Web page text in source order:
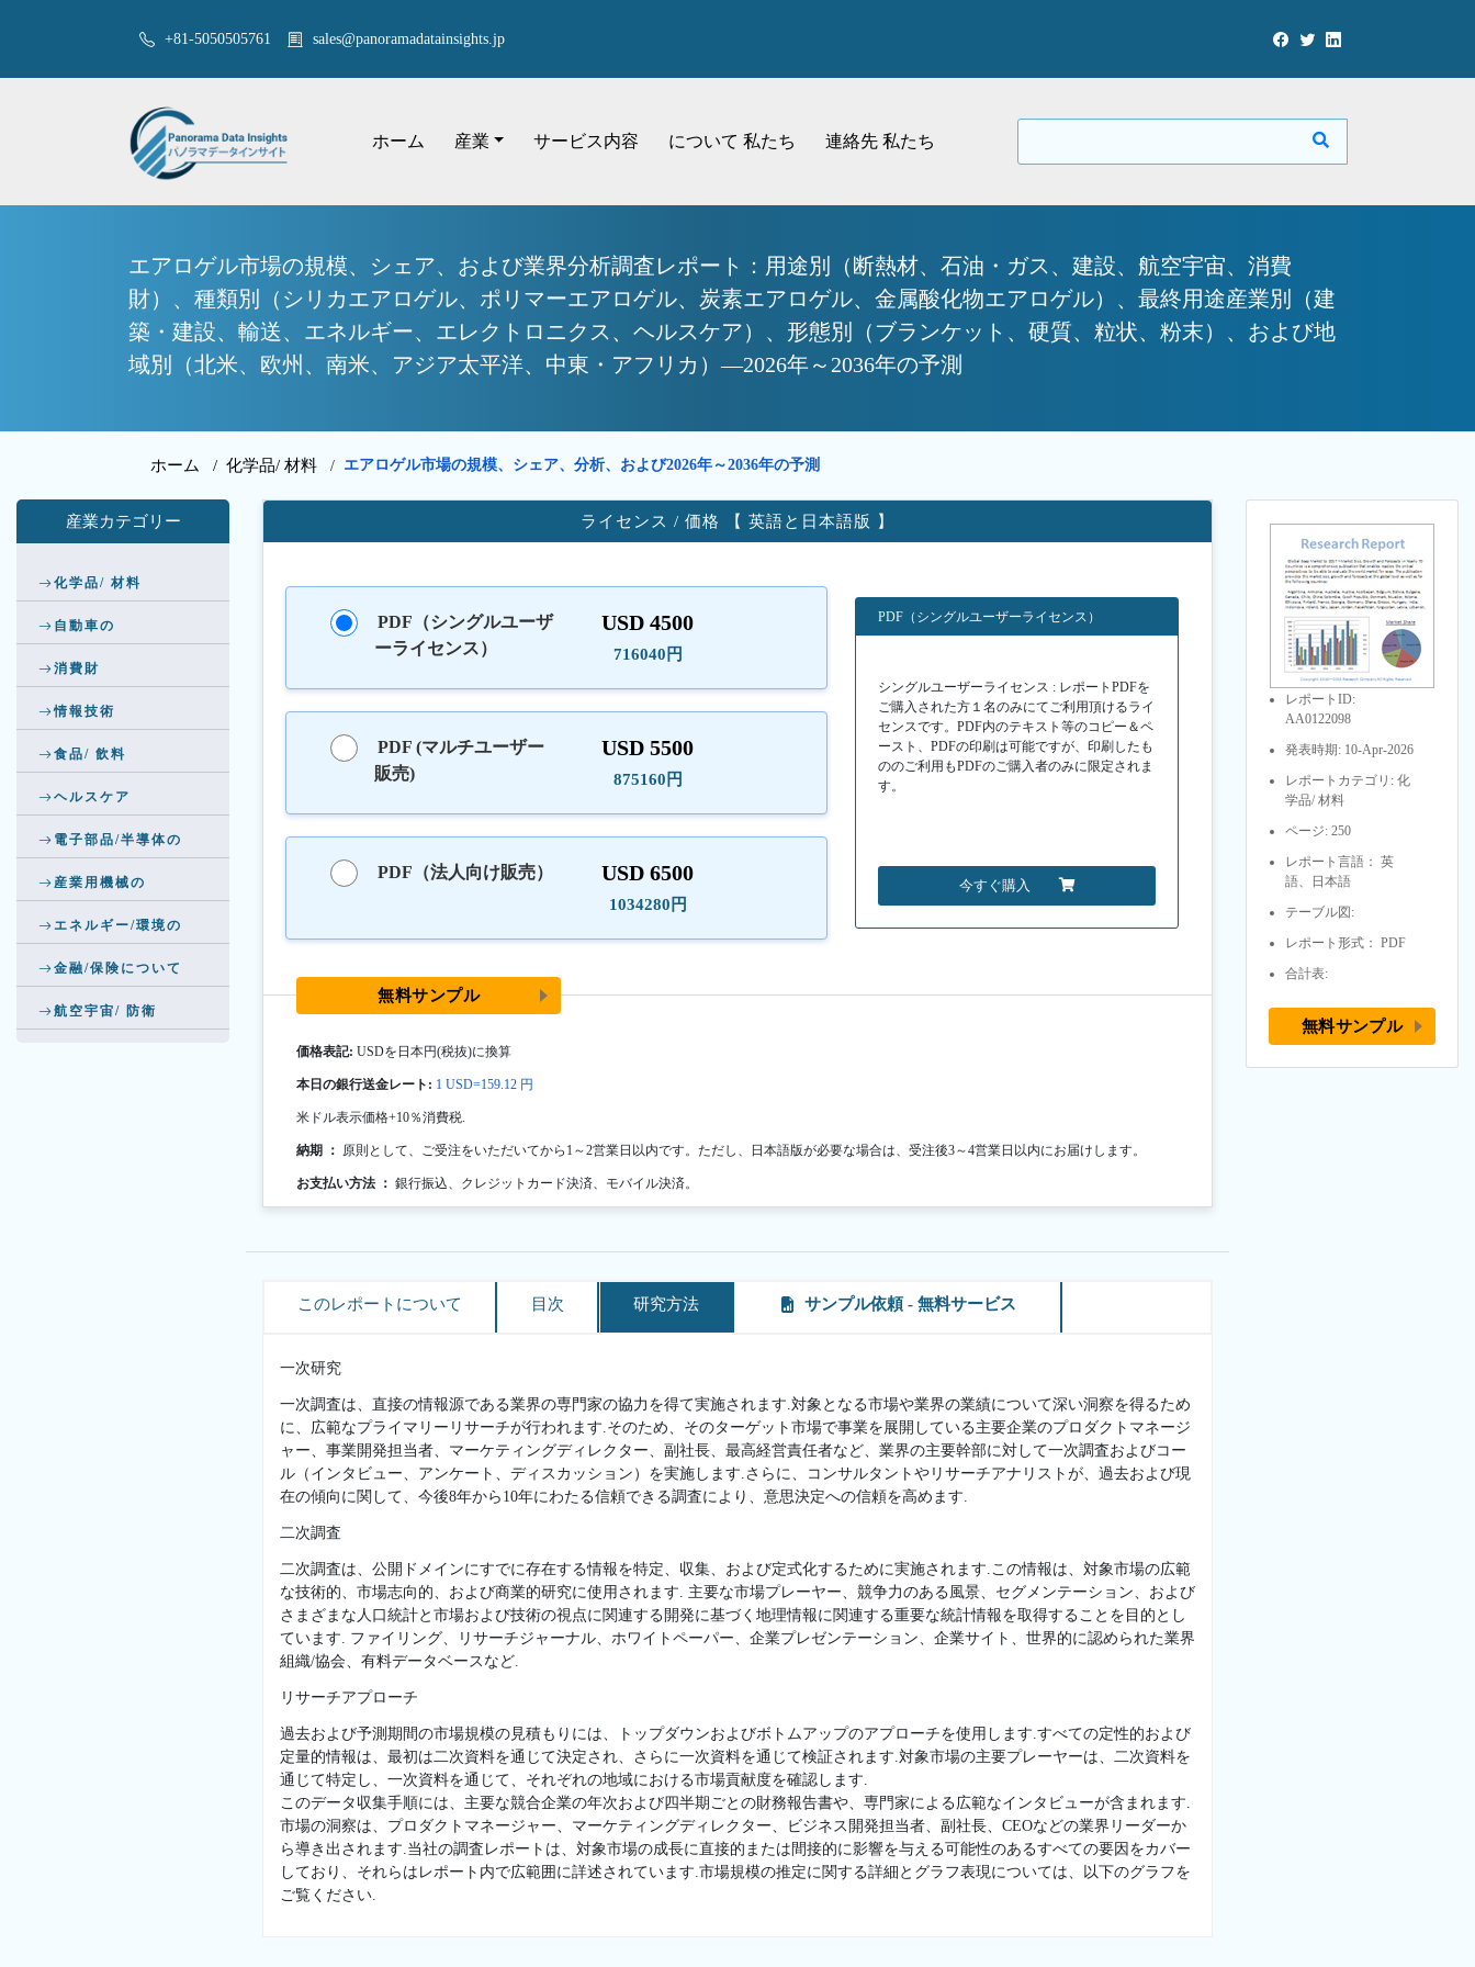
+81-5050505761 sales@panoramadatainsights.jp
ホーム 産業 サービス内容 について 私たち 連絡先 私たち
エアロゲル市場の規模、シェア、および業界分析調査レポート：用途別（断熱材、石油・ガス、建設、航空宇宙、消費
財）、種類別（シリカエアロゲル、ポリマーエアロゲル、炭素エアロゲル、金属酸化物エアロゲル）、最終用途産業別（建
築・建設、輸送、エネルギー、エレクトロニクス、ヘルスケア）、形態別（ブランケット、硬質、粒状、粉末）、および地
域別（北米、欧州、南米、アジア太平洋、中東・アフリカ）—2026年～2036年の予測
ホーム / 化学品/ 材料 / エアロゲル市場の規模、シェア、分析、および2026年～2036年の予測
産業カテゴリー
化学品/ 材料
自動車の
消費財
情報技術
食品/ 飲料
ヘルスケア
電子部品/半導体の
産業用機械の
エネルギー/環境の
金融/保険について
航空宇宙/ 防衛
ライセンス / 価格 【 英語と日本語版 】
PDF（シングルユーザ
ーライセンス）
USD 4500
716040円
PDF (マルチユーザー
販売)
USD 5500
875160円
PDF（法人向け販売） USD 6500
1034280円
PDF（シングルユーザーライセンス）
シングルユーザーライセンス : レポートPDFを
ご購入された方１名のみにてご利用頂けるライ
センスです。PDF内のテキスト等のコピー＆ペ
ースト、PDFの印刷は可能ですが、印刷したも
ののご利用もPDFのご購入者のみに限定されま
す。
今すぐ購入
無料サンプル
価格表記: USDを日本円(税抜)に換算
本日の銀行送金レート: 1 USD=159.12 円
米ドル表示価格+10％消費税.
納期 ： 原則として、ご受注をいただいてから1～2営業日以内です。ただし、日本語版が必要な場合は、受注後3～4営業日以内にお届けします。
お支払い方法 ： 銀行振込、クレジットカード決済、モバイル決済。
このレポートについて 目次 研究方法 サンプル依頼 - 無料サービス
一次研究
一次調査は、直接の情報源である業界の専門家の協力を得て実施されます.対象となる市場や業界の業績について深い洞察を得るため
に、広範なプライマリーリサーチが行われます.そのため、そのターゲット市場で事業を展開している主要企業のプロダクトマネージ
ャー、事業開発担当者、マーケティングディレクター、副社長、最高経営責任者など、業界の主要幹部に対して一次調査およびコー
ル（インタビュー、アンケート、ディスカッション）を実施します.さらに、コンサルタントやリサーチアナリストが、過去および現
在の傾向に関して、今後8年から10年にわたる信頼できる調査により、意思決定への信頼を高めます.
二次調査
二次調査は、公開ドメインにすでに存在する情報を特定、収集、および定式化するために実施されます.この情報は、対象市場の広範
な技術的、市場志向的、および商業的研究に使用されます. 主要な市場プレーヤー、競争力のある風景、セグメンテーション、および
さまざまな人口統計と市場および技術の視点に関連する開発に基づく地理情報に関連する重要な統計情報を取得することを目的とし
ています. ファイリング、リサーチジャーナル、ホワイトペーパー、企業プレゼンテーション、企業サイト、世界的に認められた業界
組織/協会、有料データベースなど.
リサーチアプローチ
過去および予測期間の市場規模の見積もりには、トップダウンおよびボトムアップのアプローチを使用します.すべての定性的および
定量的情報は、最初は二次資料を通じて決定され、さらに一次資料を通じて検証されます.対象市場の主要プレーヤーは、二次資料を
通じて特定し、一次資料を通じて、それぞれの地域における市場貢献度を確認します.
このデータ収集手順には、主要な競合企業の年次および四半期ごとの財務報告書や、専門家による広範なインタビューが含まれます.
市場の洞察は、プロダクトマネージャー、マーケティングディレクター、ビジネス開発担当者、副社長、CEOなどの業界リーダーか
ら導き出されます.当社の調査レポートは、対象市場の成長に直接的または間接的に影響を与える可能性のあるすべての要因をカバー
しており、それらはレポート内で広範囲に詳述されています.市場規模の推定に関する詳細とグラフ表現については、以下のグラフを
ご覧ください.
レポートID:
AA0122098
発表時期: 10-Apr-2026
レポートカテゴリ: 化
学品/ 材料
ページ: 250
レポート言語： 英
語、日本語
テーブル図:
レポート形式： PDF
合計表:
無料サンプル